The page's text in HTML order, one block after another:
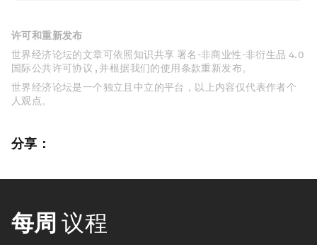
许可和重新发布
世界经济论坛的文章可依照知识共享 署名-非商业性-非衍生品 4.0
国际公共许可协议 , 并根据我们的使用条款重新发布。
世界经济论坛是一个独立且中立的平台，以上内容仅代表作者个
人观点。
分享：
每周 议程